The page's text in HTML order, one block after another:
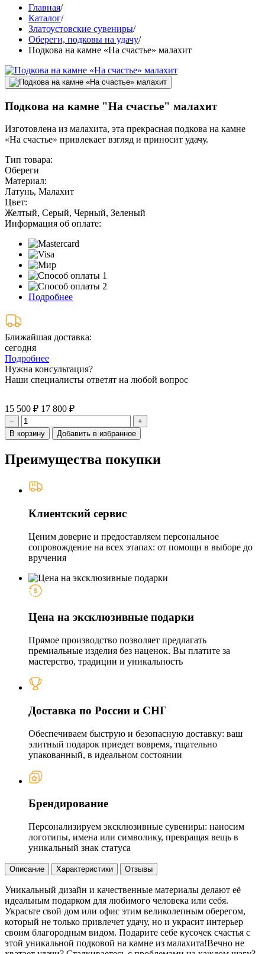
Главная/
Каталог/
Златоустовские сувениры/
Обереги, подковы на удачу/
Подкова на камне «На счастье» малахит
Подкова на камне "На счастье" малахит
Изготовлена из малахита, эта прекрасная подкова на камне
«На счастье» привлекает взгляд и приносит удачу.
Тип товара:
Обереги
Материал:
Латунь, Малахит
Цвет:
Желтый, Серый, Черный, Зеленый
Информация об оплате:
Подробнее
Ближайшая доставка:
сегодня
Подробнее
Нужна консультация?
Наши специалисты ответят на любой вопрос
15 500 ₽ 17 800 ₽
−
+
В корзину
Добавить в избранное
Преимущества покупки
Клиентский сервис
Ценим доверие и предоставляем персональное
сопровождение на всех этапах: от помощи в выборе до
вручения
Цена на эксклюзивные подарки
Прямое производство позволяет предлагать
премиальные изделия без наценок. Вы платите за
мастерство, традиции и уникальность
Доставка по России и СНГ
Обеспечиваем быструю и безопасную доставку: ваш
элитный подарок приедет вовремя, тщательно
упакованный, в идеальном состоянии
Брендирование
Персонализируем эксклюзивные сувениры: наносим
логотипы, имена или символику, превращая вещь в
уникальный знак статуса
Описание Характеристики Отзывы
Уникальный дизайн и качественные материалы делают её
идеальным подарком для любимого человека или себя.
Украсьте свой дом или офис этим великолепным оберегом,
который не только привлечет удачу, но и украсит интерьер
своим благородным видом. Подарите себе кусочек счастья с
этой уникальной подковой на камне из малахита!Вечно не